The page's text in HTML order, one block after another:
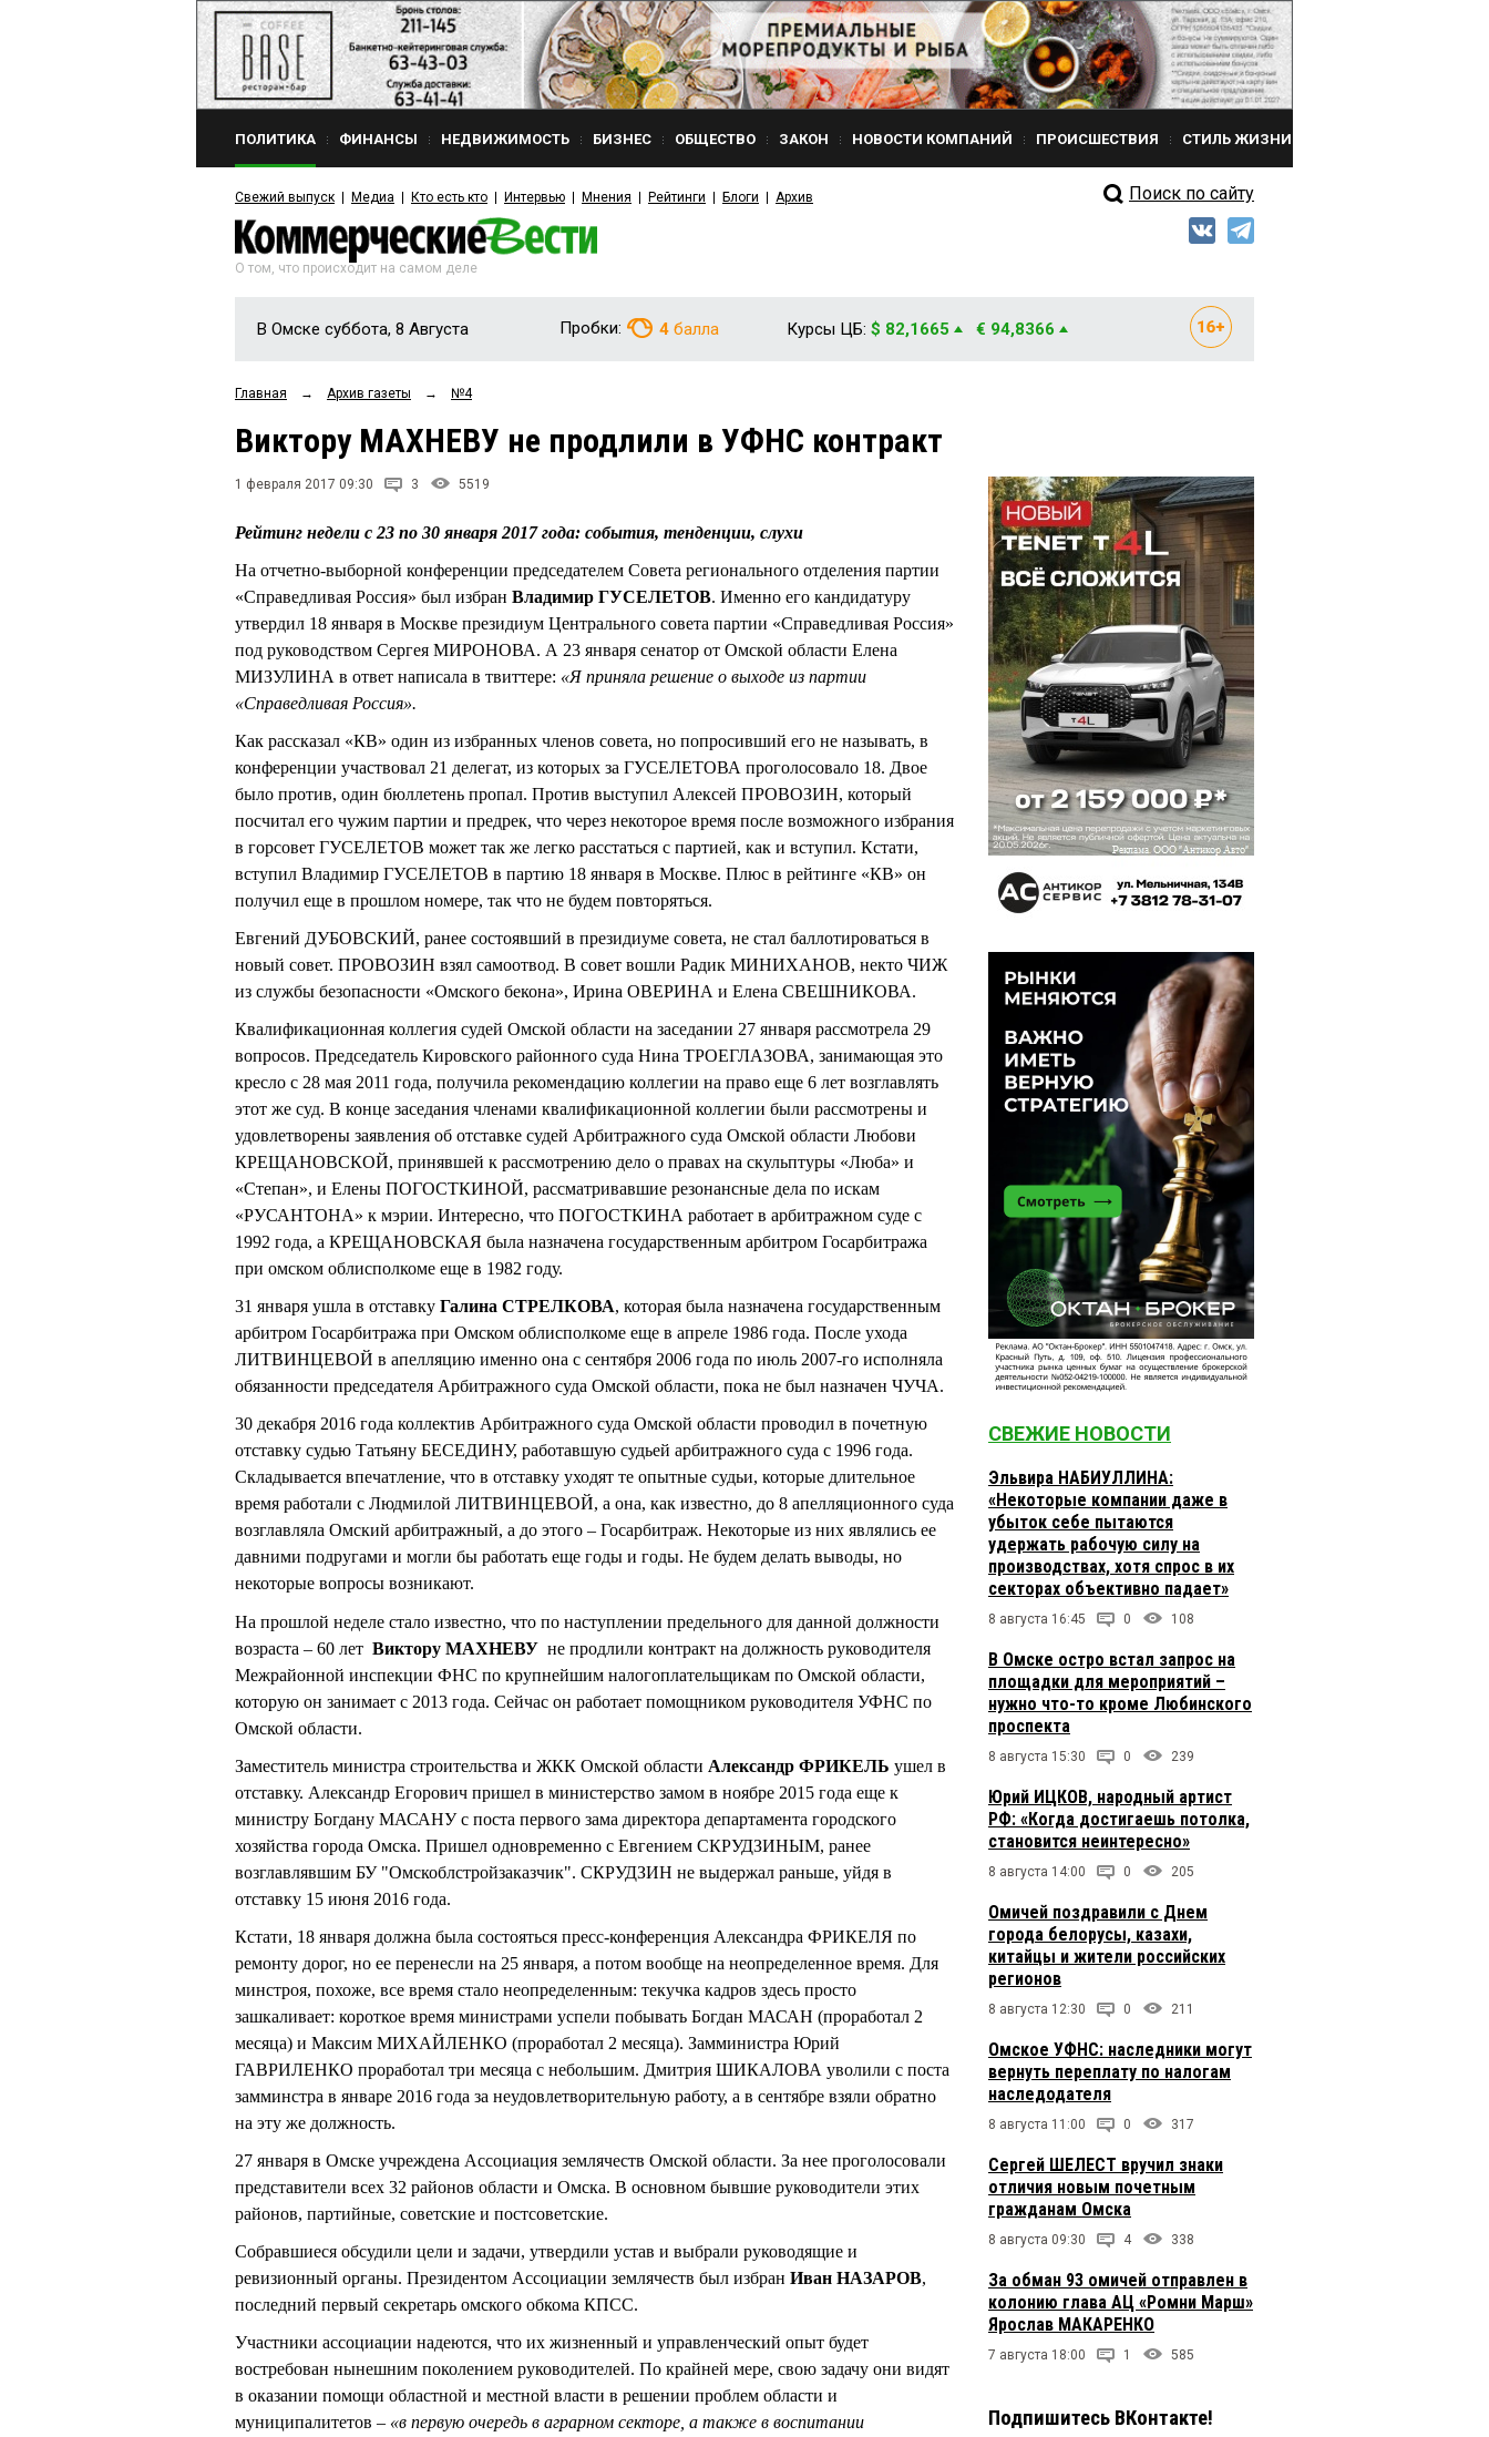
ПОЛИТИКА ФИНАНСЫ НЕДВИЖИМОСТЬ БИЗНЕС ОБЩЕСТВО ЗАКОН НОВОСТИ КОМПАНИЙ ПРОИСШЕСТВИЯ СТИЛЬ ЖИЗНИ
Свежий выпуск Медиа Кто есть кто Интервью Мнения Рейтинги Блоги Архив Поиск по сайту
О том, что происходит на самом деле
В Омске суббота, 8 Августа Пробки: 4 балла Курсы ЦБ: $ 82,1665 € 94,8366
Главная → Архив газеты → №4
Виктору МАХНЕВУ не продлили в УФНС контракт
1 февраля 2017 09:30 3 5519
Рейтинг недели с 23 по 30 января 2017 года: события, тенденции, слухи
На отчетно-выборной конференции председателем Совета регионального отделения партии
«Справедливая Россия» был избран Владимир ГУСЕЛЕТОВ. Именно его кандидатуру
утвердил 18 января в Москве президиум Центрального совета партии «Справедливая Россия»
под руководством Сергея МИРОНОВА. А 23 января сенатор от Омской области Елена
МИЗУЛИНА в ответ написала в твиттере: «Я приняла решение о выходе из партии
«Справедливая Россия».
Как рассказал «КВ» один из избранных членов совета, но попросивший его не называть, в
конференции участвовал 21 делегат, из которых за ГУСЕЛЕТОВА проголосовало 18. Двое
было против, один бюллетень пропал. Против выступил Алексей ПРОВОЗИН, который
посчитал его чужим партии и предрек, что через некоторое время после возможного избрания
в горсовет ГУСЕЛЕТОВ может так же легко расстаться с партией, как и вступил. Кстати,
вступил Владимир ГУСЕЛЕТОВ в партию 18 января в Москве. Плюс в рейтинге «КВ» он
получил еще в прошлом номере, так что не будем повторяться.
Евгений ДУБОВСКИЙ, ранее состоявший в президиуме совета, не стал баллотироваться в
новый совет. ПРОВОЗИН взял самоотвод. В совет вошли Радик МИНИХАНОВ, некто ЧИЖ
из службы безопасности «Омского бекона», Ирина ОВЕРИНА и Елена СВЕШНИКОВА.
Квалификационная коллегия судей Омской области на заседании 27 января рассмотрела 29
вопросов. Председатель Кировского районного суда Нина ТРОЕГЛАЗОВА, занимающая это
кресло с 28 мая 2011 года, получила рекомендацию коллегии на право еще 6 лет возглавлять
этот же суд. В конце заседания членами квалификационной коллегии были рассмотрены и
удовлетворены заявления об отставке судей Арбитражного суда Омской области Любови
КРЕЩАНОВСКОЙ, принявшей к рассмотрению дело о правах на скульптуры «Люба» и
«Степан», и Елены ПОГОСТКИНОЙ, рассматривавшие резонансные дела по искам
«РУСАНТОНА» к мэрии. Интересно, что ПОГОСТКИНА работает в арбитражном суде с
1992 года, а КРЕЩАНОВСКАЯ была назначена государственным арбитром Госарбитража
при омском облисполкоме еще в 1982 году.
31 января ушла в отставку Галина СТРЕЛКОВА, которая была назначена государственным
арбитром Госарбитража при Омском облисполкоме еще в апреле 1986 года. После ухода
ЛИТВИНЦЕВОЙ в апелляцию именно она с сентября 2006 года по июль 2007-го исполняла
обязанности председателя Арбитражного суда Омской области, пока не был назначен ЧУЧА.
30 декабря 2016 года коллектив Арбитражного суда Омской области проводил в почетную
отставку судью Татьяну БЕСЕДИНУ, работавшую судьей арбитражного суда с 1996 года.
Складывается впечатление, что в отставку уходят те опытные судьи, которые длительное
время работали с Людмилой ЛИТВИНЦЕВОЙ, а она, как известно, до 8 апелляционного суда
возглавляла Омский арбитражный, а до этого – Госарбитраж. Некоторые из них являлись ее
давними подругами и могли бы работать еще годы и годы. Не будем делать выводы, но
некоторые вопросы возникают.
На прошлой неделе стало известно, что по наступлении предельного для данной должности
возраста – 60 лет Виктору МАХНЕВУ не продлили контракт на должность руководителя
Межрайонной инспекции ФНС по крупнейшим налогоплательщикам по Омской области,
которую он занимает с 2013 года. Сейчас он работает помощником руководителя УФНС по
Омской области.
Заместитель министра строительства и ЖКК Омской области Александр ФРИКЕЛЬ ушел в
отставку. Александр Егорович пришел в министерство замом в ноябре 2015 года еще к
министру Богдану МАСАНУ с поста первого зама директора департамента городского
хозяйства города Омска. Пришел одновременно с Евгением СКРУДЗИНЫМ, ранее
возглавлявшим БУ "Омскоблстройзаказчик". СКРУДЗИН не выдержал раньше, уйдя в
отставку 15 июня 2016 года.
Кстати, 18 января должна была состояться пресс-конференция Александра ФРИКЕЛЯ по
ремонту дорог, но ее перенесли на 25 января, а потом вообще на неопределенное время. Для
минстроя, похоже, все время стало неопределенным: текучка кадров здесь просто
зашкаливает: короткое время министрами успели побывать Богдан МАСАН (проработал 2
месяца) и Максим МИХАЙЛЕНКО (проработал 2 месяца). Замминистра Юрий
ГАВРИЛЕНКО проработал три месяца с небольшим. Дмитрия ШИКАЛОВА уволили с поста
замминстра в январе 2016 года за неудовлетворительную работу, а в сентябре взяли обратно
на эту же должность.
27 января в Омске учреждена Ассоциация землячеств Омской области. За нее проголосовали
представители всех 32 районов области и Омска. В основном бывшие руководители этих
районов, партийные, советские и постсоветские.
Собравшиеся обсудили цели и задачи, утвердили устав и выбрали руководящие и
ревизионный органы. Президентом Ассоциации землячеств был избран Иван НАЗАРОВ,
последний первый секретарь омского обкома КПСС.
Участники ассоциации надеются, что их жизненный и управленческий опыт будет
востребован нынешним поколением руководителей. По крайней мере, свою задачу они видят
в оказании помощи областной и местной власти в решении проблем области и
муниципалитетов – «в первую очередь в аграрном секторе, а также в воспитании
СВЕЖИЕ НОВОСТИ
Эльвира НАБИУЛЛИНА:
«Некоторые компании даже в
убыток себе пытаются
удержать рабочую силу на
производствах, хотя спрос в их
секторах объективно падает»
8 августа 16:45 0 108
В Омске остро встал запрос на
площадки для мероприятий –
нужно что-то кроме Любинского
проспекта
8 августа 15:30 0 239
Юрий ИЦКОВ, народный артист
РФ: «Когда достигаешь потолка,
становится неинтересно»
8 августа 14:00 0 205
Омичей поздравили с Днем
города белорусы, казахи,
китайцы и жители российских
регионов
8 августа 12:30 0 211
Омское УФНС: наследники могут
вернуть переплату по налогам
наследодателя
8 августа 11:00 0 317
Сергей ШЕЛЕСТ вручил знаки
отличия новым почетным
гражданам Омска
8 августа 09:30 4 338
За обман 93 омичей отправлен в
колонию глава АЦ «Ромни Марш»
Ярослав МАКАРЕНКО
7 августа 18:00 1 585
Подпишитесь ВКонтакте!